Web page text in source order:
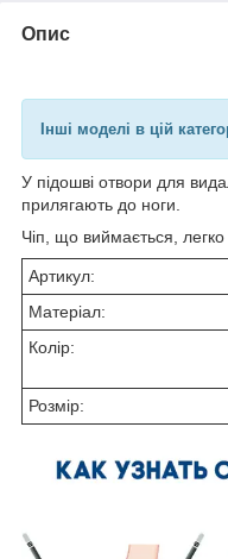
Опис
Інші моделі в цій
У підошві отвори для
прилягають до ноги.
Чіп, що виймається, легко
Артикул:
Матеріал:
Колір:
Розмір: